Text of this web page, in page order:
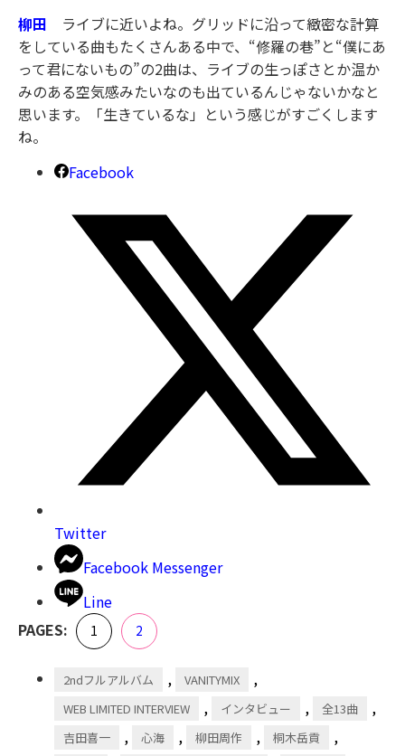
柳田 ライブに近いよね。グリッドに沿って緻密な計算
をしている曲もたくさんある中で、“修羅の巷”と“僕にあ
って君にないもの”の2曲は、ライブの生っぽさとか温か
みのある空気感みたいなのも出ているんじゃないかなと
思います。「生きているな」という感じがすごくします
ね。
Facebook
Twitter
Facebook Messenger
Line
PAGES:
Page
1 Page
2
2ndフルアルバム , VANITYMIX ,
WEB LIMITED INTERVIEW , インタビュー , 全13曲 ,
吉田喜一 , 心海 , 柳田周作 , 桐木岳貢
,